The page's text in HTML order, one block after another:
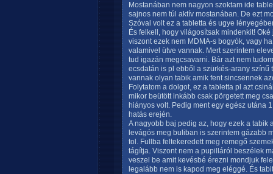
Mostanában nem nagyon szoktam ide
sajnos nem túl aktív mostanában. De ezt
Szóval volt ez a tabletta és ugye
És felkell, hogy világosítsak mindenkit!
viszont ezek nem MDMA-s bogyók, vagy
valamivel ütve vannak. Mert szerintem
tud igazán megcsavarni. Bár azt nem
ecsdatán is pl ebből a szürkés-arany
vannak olyan tabik amik fent sincsennek
Folytatom a dolgot, ez a tabletta pl azt
mikor beütött inkább csak pörgetett meg
hiányos volt. Pedig ment egy egész utána
hatás erején.
A nagyobb baj pedig az, hogy ezek a tabik
levágós meg buliban is szerintem gázabb
tol. Fullba feltekeredett meg remegő
tágítja. Viszont nem a pupilláról beszélek
veszel be amit kevésbé érezni mondjuk
legalább nem is kapod meg eléggé. És